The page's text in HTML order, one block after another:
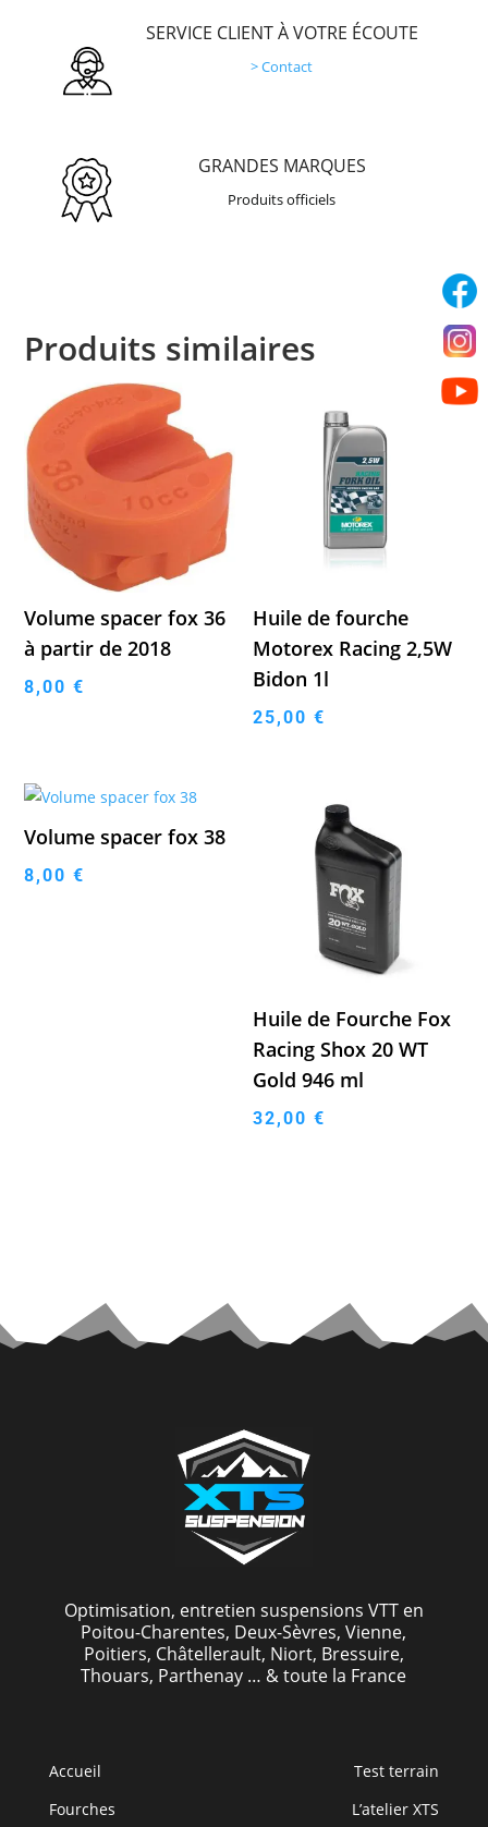
SERVICE CLIENT À VOTRE ÉCOUTE
> Contact
GRANDES MARQUES
Produits officiels
Produits similaires
Volume spacer fox 36
à partir de 2018
8,00€
Huile de fourche
Motorex Racing 2,5W
Bidon 1l
25,00€
Volume spacer fox 38
8,00€
Huile de Fourche Fox
Racing Shox 20 WT
Gold 946 ml
32,00€
Optimisation, entretien suspensions VTT en
Poitou-Charentes, Deux-Sèvres, Vienne,
Poitiers, Châtellerault, Niort, Bressuire,
Thouars, Parthenay … & toute la France
Accueil
Fourches
Test terrain
L’atelier XTS